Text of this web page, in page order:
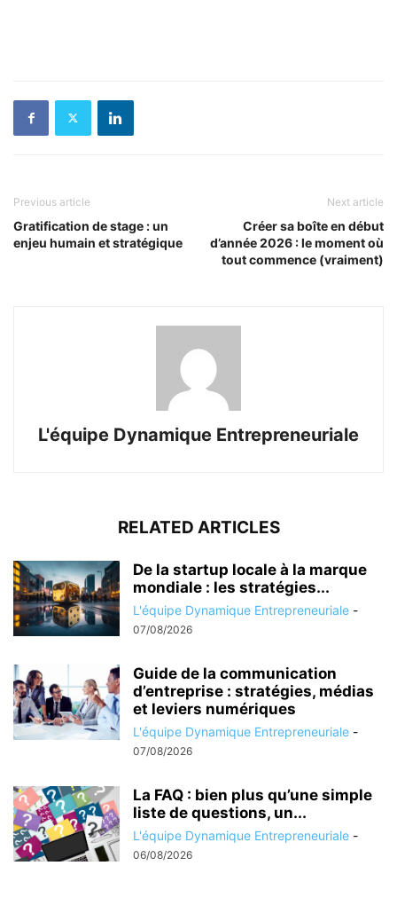
Previous article
Gratification de stage : un
enjeu humain et stratégique
Next article
Créer sa boîte en début
d’année 2026 : le moment où
tout commence (vraiment)
L'équipe Dynamique Entrepreneuriale
RELATED ARTICLES
De la startup locale à la marque
mondiale : les stratégies...
L'équipe Dynamique Entrepreneuriale -
07/08/2026
Guide de la communication
d’entreprise : stratégies, médias
et leviers numériques
L'équipe Dynamique Entrepreneuriale -
07/08/2026
La FAQ : bien plus qu’une simple
liste de questions, un...
L'équipe Dynamique Entrepreneuriale -
06/08/2026